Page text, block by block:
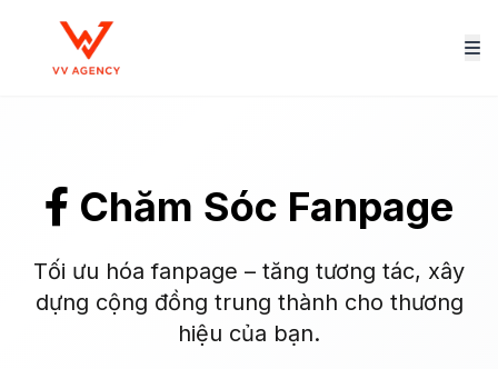
Chăm Sóc Fanpage
Tối ưu hóa fanpage – tăng tương tác, xây
dựng cộng đồng trung thành cho thương
hiệu của bạn.